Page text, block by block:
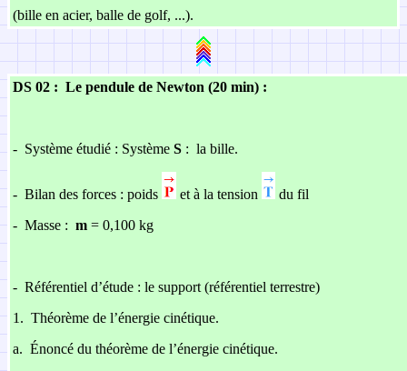
(bille en acier, balle de golf, ...).
DS 02 : Le pendule de Newton (20 min) :
- Système étudié : Système S : la bille.
- Bilan des forces : poids et à la tension
du fil
- Masse : m = 0,100 kg
- Référentiel d’étude : le support (référentiel terrestre)
1. Théorème de l’énergie cinétique.
a. Énoncé du théorème de l’énergie cinétique.